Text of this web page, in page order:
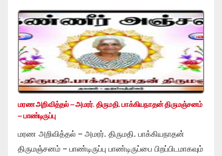
மரண அறிவித்தல் – அமரர். திருமதி. பாக்கியநாதன் திருமஞ்சனம்
– பாண்டிருப்பு
மரண அறிவித்தல் – அமரர். திருமதி. பாக்கியநாதன்
திருமஞ்சனம் – பாண்டிருப்பு பாண்டிருப்பை பிறப்பிடமாகவும்